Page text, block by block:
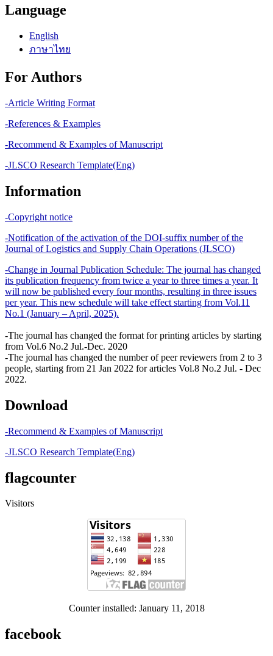
Language
English
ภาษาไทย
For Authors
-Article Writing Format
-References & Examples
-Recommend & Examples of Manuscript
-JLSCO Research Template(Eng)
Information
-Copyright notice
-Notification of the activation of the DOI-suffix number of the
Journal of Logistics and Supply Chain Operations (JLSCO)
-Change in Journal Publication Schedule: The journal has changed
its publication frequency from twice a year to three times a year. It
will now be published every four months, resulting in three issues
per year. This new schedule will take effect starting from Vol.11
No.1 (January – April, 2025).
-The journal has changed the format for printing articles by starting
from Vol.6 No.2 Jul.-Dec. 2020
-The journal has changed the number of peer reviewers from 2 to 3
people, starting from 21 Jan 2022 for articles Vol.8 No.2 Jul. - Dec
2022.
Download
-Recommend & Examples of Manuscript
-JLSCO Research Template(Eng)
flagcounter
Visitors
Counter installed: January 11, 2018
facebook